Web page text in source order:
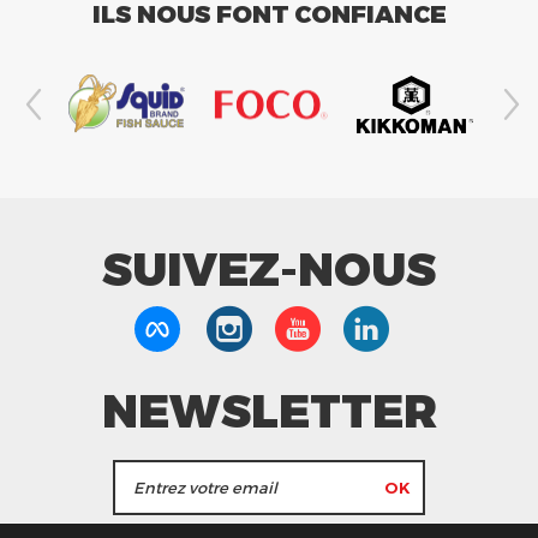
ILS NOUS FONT CONFIANCE
SUIVEZ-NOUS
NEWSLETTER